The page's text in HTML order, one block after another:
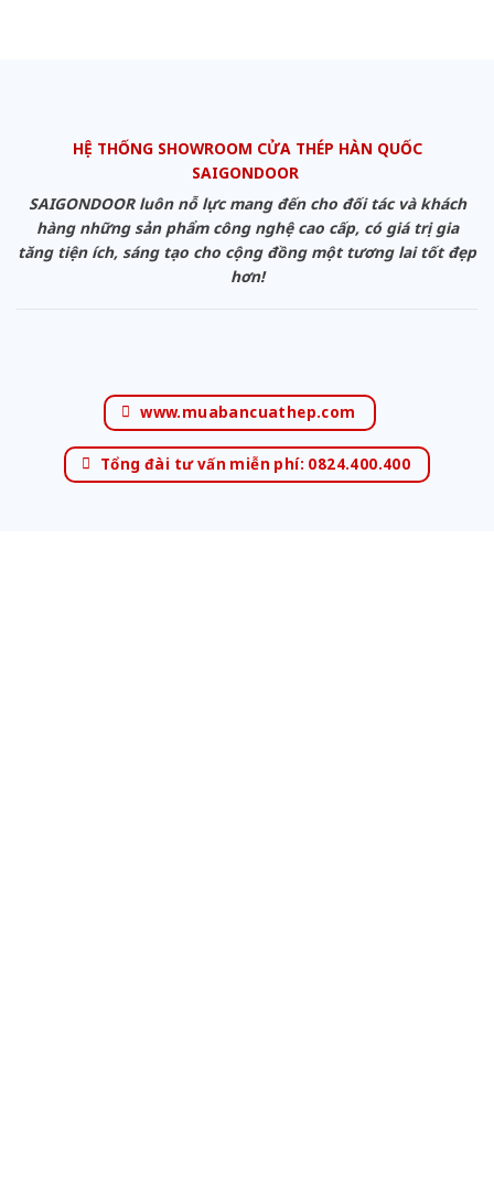
HỆ THỐNG SHOWROOM CỬA THÉP HÀN QUỐC
SAIGONDOOR
SAIGONDOOR luôn nỗ lực mang đến cho đối tác và khách
hàng những sản phẩm công nghệ cao cấp, có giá trị gia
tăng tiện ích, sáng tạo cho cộng đồng một tương lai tốt đẹp
hơn!
www.muabancuathep.com
Tổng đài tư vấn miễn phí: 0824.400.400